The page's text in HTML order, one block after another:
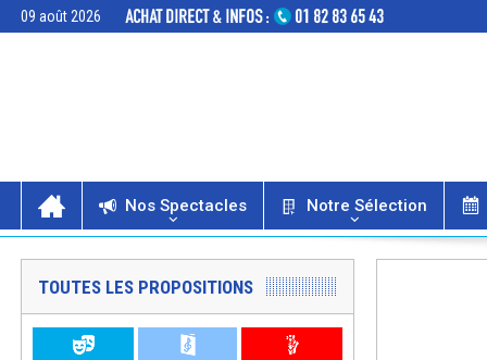
09 août 2026
Nos Spectacles Notre Sélection
TOUTES LES PROPOSITIONS